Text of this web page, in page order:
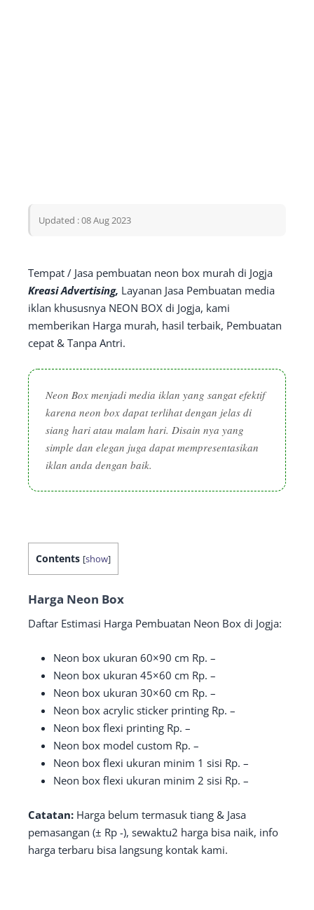
Updated : 08 Aug 2023
Tempat / Jasa pembuatan neon box murah di Jogja
Kreasi Advertising, Layanan Jasa Pembuatan media
iklan khususnya NEON BOX di Jogja, kami
memberikan Harga murah, hasil terbaik, Pembuatan
cepat & Tanpa Antri.
Neon Box menjadi media iklan yang sangat efektif
karena neon box dapat terlihat dengan jelas di
siang hari atau malam hari. Disain nya yang
simple dan elegan juga dapat mempresentasikan
iklan anda dengan baik.
Contents [show]
Harga Neon Box
Daftar Estimasi Harga Pembuatan Neon Box di Jogja:
Neon box ukuran 60×90 cm Rp. –
Neon box ukuran 45×60 cm Rp. –
Neon box ukuran 30×60 cm Rp. –
Neon box acrylic sticker printing Rp. –
Neon box flexi printing Rp. –
Neon box model custom Rp. –
Neon box flexi ukuran minim 1 sisi Rp. –
Neon box flexi ukuran minim 2 sisi Rp. –
Catatan: Harga belum termasuk tiang & Jasa
pemasangan (± Rp -), sewaktu2 harga bisa naik, info
harga terbaru bisa langsung kontak kami.